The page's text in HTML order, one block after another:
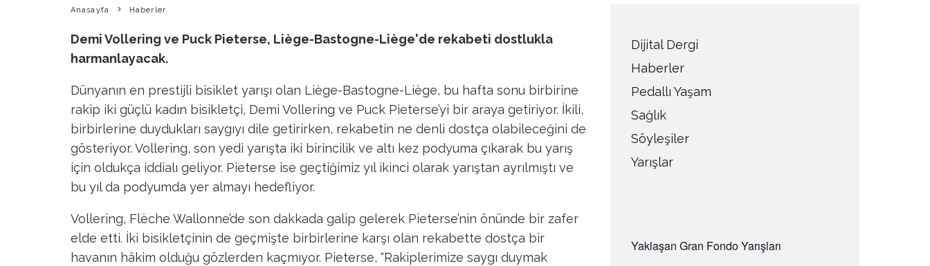
Anasayfa Haberler
Demi Vollering ve Puck Pieterse, Liège-Bastogne-Liège'de rekabeti dostlukla
harmanlayacak.
Dünyanın en prestijli bisiklet yarışı olan Liège-Bastogne-Liège, bu hafta sonu birbirine
rakip iki güçlü kadın bisikletçi, Demi Vollering ve Puck Pieterse’yi bir araya getiriyor. İkili,
birbirlerine duydukları saygıyı dile getirirken, rekabetin ne denli dostça olabileceğini de
gösteriyor. Vollering, son yedi yarışta iki birincilik ve altı kez podyuma çıkarak bu yarış
için oldukça iddialı geliyor. Pieterse ise geçtiğimiz yıl ikinci olarak yarıştan ayrılmıştı ve
bu yıl da podyumda yer almayı hedefliyor.
Vollering, Flèche Wallonne’de son dakkada galip gelerek Pieterse’nin önünde bir zafer
elde etti. İki bisikletçinin de geçmişte birbirlerine karşı olan rekabette dostça bir
havanın hâkim olduğu gözlerden kaçmıyor. Pieterse, “Rakiplerimize saygı duymak
Dijital Dergi
Haberler
Pedallı Yaşam
Sağlık
Söyleşiler
Yarışlar
Yaklaşan Gran Fondo Yarışları